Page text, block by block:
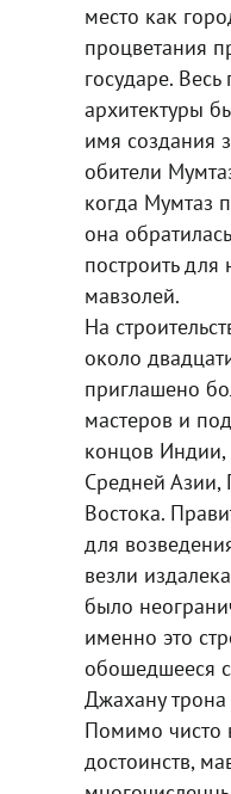
место как
процветания
государе.
архитектуры
имя создания
обители
когда Мумтаз
она
построить для
мавзолей.
На
около
приглашено
мастеров и
концов Индии,
Средней Азии,
Востока.
для
везли
было
именно это
обошедшееся
Джахану трона
Помимо чисто
достоинств,